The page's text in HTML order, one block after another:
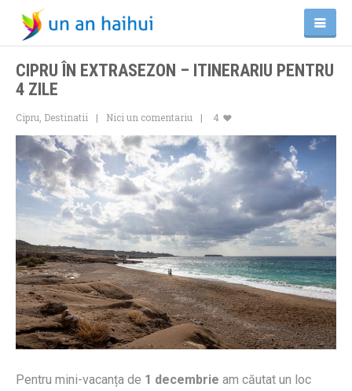
CIPRU ÎN EXTRASEZON – ITINERARIU PENTRU
4 ZILE
Cipru Destinatii Nici un comentariu 4
Pentru mini-vacanța de 1 decembrie am căutat un loc